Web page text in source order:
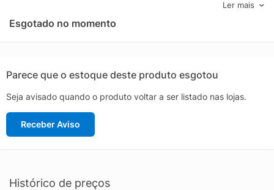
Ler mais
Esgotado no momento
Parece que o estoque deste produto esgotou
Seja avisado quando o produto voltar a ser listado nas lojas.
Receber Aviso
Histórico de preços